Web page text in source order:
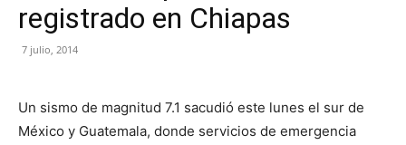
registrado en Chiapas
7 julio, 2014
Un sismo de magnitud 7.1 sacudió este lunes el sur de
México y Guatemala, donde servicios de emergencia